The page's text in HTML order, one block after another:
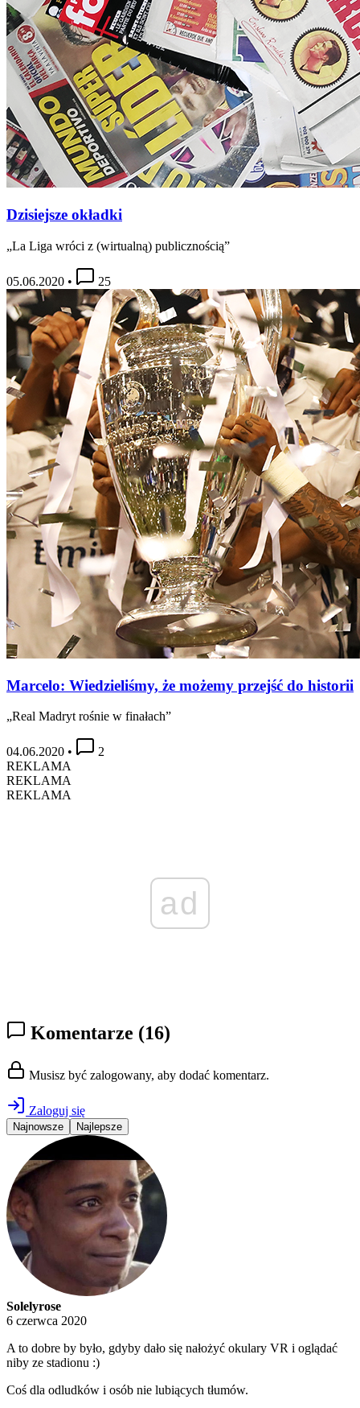
Dzisiejsze okładki
„La Liga wróci z (wirtualną) publicznością”
05.06.2020 • 25
Marcelo: Wiedzieliśmy, że możemy przejść do historii
„Real Madryt rośnie w finałach”
04.06.2020 •
2
REKLAMA
REKLAMA
REKLAMA
ad
Komentarze (16)
Musisz być zalogowany, aby dodać komentarz.
Zaloguj się
Najnowsze Najlepsze
Solelyrose
6 czerwca 2020
A to dobre by było, gdyby dało się nałożyć okulary VR i oglądać
niby ze stadionu :)
Coś dla odludków i osób nie lubiących tłumów.